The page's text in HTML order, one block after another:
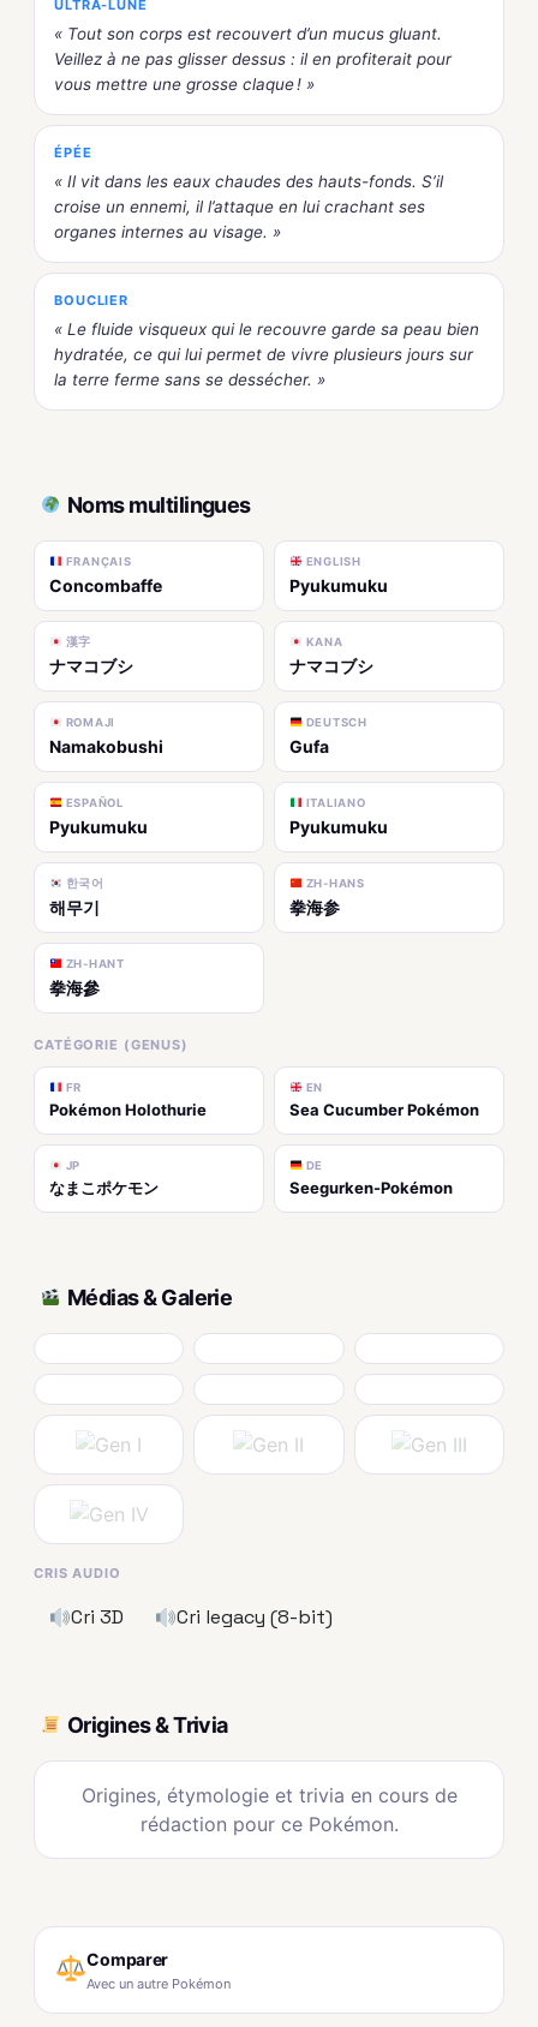
ULTRA-LUNE
« Tout son corps est recouvert d’un mucus gluant.
Veillez à ne pas glisser dessus : il en profiterait pour
vous mettre une grosse claque ! »
ÉPÉE
« Il vit dans les eaux chaudes des hauts-fonds. S’il
croise un ennemi, il l’attaque en lui crachant ses
organes internes au visage. »
BOUCLIER
« Le fluide visqueux qui le recouvre garde sa peau bien
hydratée, ce qui lui permet de vivre plusieurs jours sur
la terre ferme sans se dessécher. »
Noms multilingues
FRANÇAIS
Concombaffe
ENGLISH
Pyukumuku
漢字
ナマコブシ
KANA
ナマコブシ
ROMAJI
Namakobushi
DEUTSCH
Gufa
ESPAÑOL
Pyukumuku
ITALIANO
Pyukumuku
한국어
해무기
ZH-HANS
拳海参
ZH-HANT
拳海參
CATÉGORIE (GENUS)
FR
Pokémon Holothurie
EN
Sea Cucumber Pokémon
JP
なまこポケモン
DE
Seegurken-Pokémon
Médias & Galerie
CRIS AUDIO
Cri 3D Cri legacy (8-bit)
Origines & Trivia
Origines, étymologie et trivia en cours de
rédaction pour ce Pokémon.
Comparer
Avec un autre Pokémon